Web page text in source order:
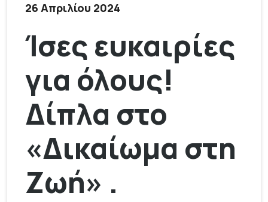
26 Απριλίου 2024
Ίσες ευκαιρίες
για όλους!
Δίπλα στο
«Δικαίωμα στη
Ζωή» .